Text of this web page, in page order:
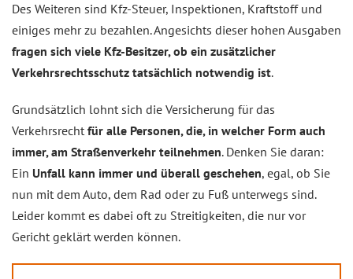
Des Weiteren sind Kfz-Steuer, Inspektionen, Kraftstoff und
einiges mehr zu bezahlen. Angesichts dieser hohen Ausgaben
fragen sich viele Kfz-Besitzer, ob ein zusätzlicher
Verkehrsrechtsschutz tatsächlich notwendig ist.
Grundsätzlich lohnt sich die Versicherung für das
Verkehrsrecht für alle Personen, die, in welcher Form auch
immer, am Straßenverkehr teilnehmen. Denken Sie daran:
Ein Unfall kann immer und überall geschehen, egal, ob Sie
nun mit dem Auto, dem Rad oder zu Fuß unterwegs sind.
Leider kommt es dabei oft zu Streitigkeiten, die nur vor
Gericht geklärt werden können.